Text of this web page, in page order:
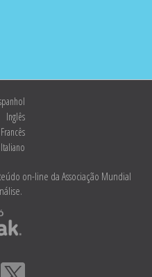
Inglês
Francês
Italiano
on-line da Associação Mundial